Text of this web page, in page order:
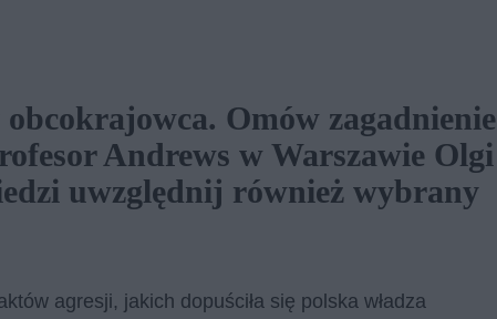
Omów zagadnienie
Andrews w Warszawie Olgi
uwzględnij również wybrany
agresji, jakich dopuściła się polska władza